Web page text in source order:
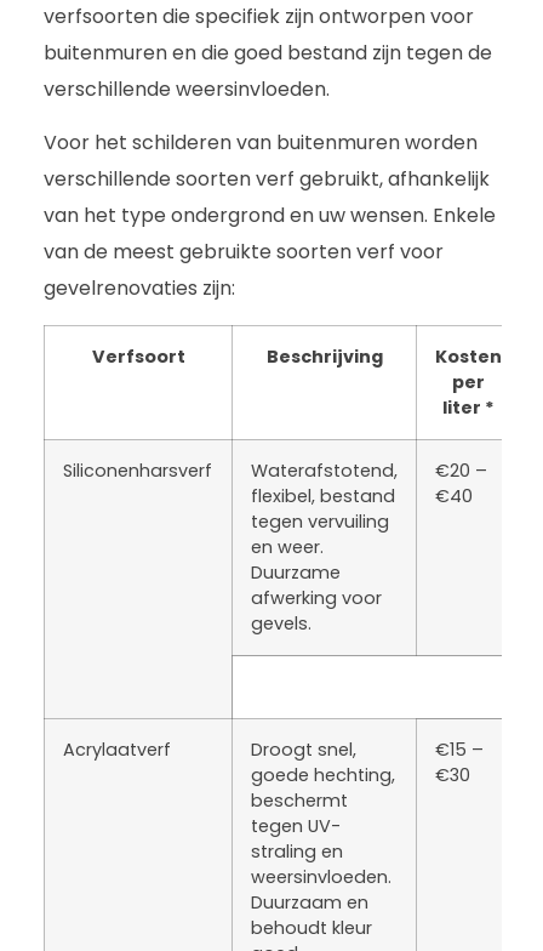
verfsoorten die specifiek zijn ontworpen voor
buitenmuren en die goed bestand zijn tegen de
verschillende weersinvloeden.
Voor het schilderen van buitenmuren worden
verschillende soorten verf gebruikt, afhankelijk
van het type ondergrond en uw wensen. Enkele
van de meest gebruikte soorten verf voor
gevelrenovaties zijn:
Verfsoort Beschrijving
Kosten
per
liter *
Siliconenharsverf
Waterafstotend,
flexibel, bestand
tegen vervuiling
en weer.
Duurzame
afwerking voor
gevels.
€20 –
€40
Acrylaatverf
Droogt snel,
goede hechting,
beschermt
tegen UV-
straling en
weersinvloeden.
Duurzaam en
behoudt kleur
€15 –
€30